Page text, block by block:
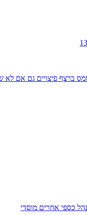
ברצף פיצויים גם אם לא
כספי אחרים מוסדי